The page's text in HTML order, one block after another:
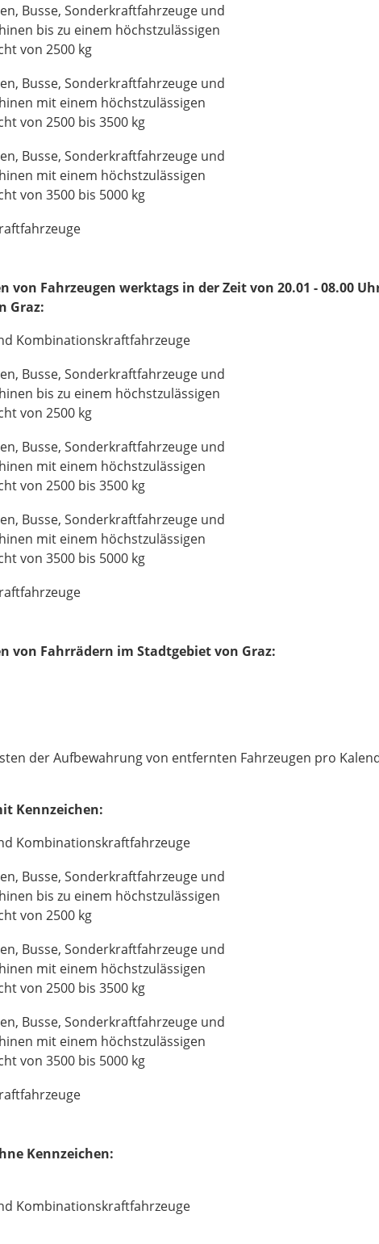
Busse, Sonderkraftfahrzeuge und
bis zu einem höchstzulässigen
von 2500 kg
Busse, Sonderkraftfahrzeuge und
mit einem höchstzulässigen
von 2500 bis 3500 kg
Busse, Sonderkraftfahrzeuge und
mit einem höchstzulässigen
von 3500 bis 5000 kg
von Fahrzeugen werktags in der Zeit von 20.01 - 08.00
Graz:
Kombinationskraftfahrzeuge
Busse, Sonderkraftfahrzeuge und
bis zu einem höchstzulässigen
von 2500 kg
Busse, Sonderkraftfahrzeuge und
mit einem höchstzulässigen
von 2500 bis 3500 kg
Busse, Sonderkraftfahrzeuge und
mit einem höchstzulässigen
von 3500 bis 5000 kg
von Fahrrädern im Stadtgebiet von Graz:
der Aufbewahrung von entfernten Fahrzeugen pro
Kennzeichen:
Kombinationskraftfahrzeuge
Busse, Sonderkraftfahrzeuge und
bis zu einem höchstzulässigen
von 2500 kg
Busse, Sonderkraftfahrzeuge und
mit einem höchstzulässigen
von 2500 bis 3500 kg
Busse, Sonderkraftfahrzeuge und
mit einem höchstzulässigen
von 3500 bis 5000 kg
Kennzeichen:
Kombinationskraftfahrzeuge